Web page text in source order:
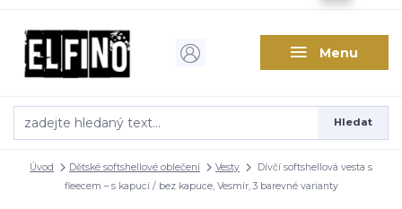
Menu
Hledat
Úvod Dětské softshellové oblečení Vesty
Dívčí softshellová vesta s
fleecem – s kapucí / bez kapuce, Vesmír, 3 barevné varianty